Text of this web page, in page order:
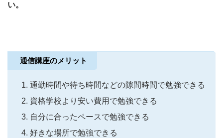
い。
通信講座のメリット
通勤時間や待ち時間などの隙間時間で勉強できる
資格学校より安い費用で勉強できる
自分に合ったペースで勉強できる
好きな場所で勉強できる